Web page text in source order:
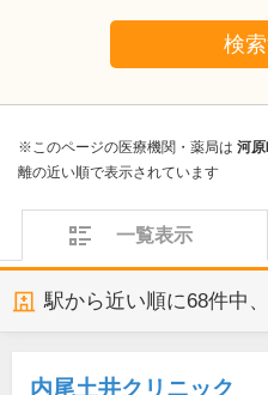
検
※このページの医療機関・薬局は 河
離の近い順で表示されています
一覧表示
駅から近い順に68件中、
内尾土井クリニック